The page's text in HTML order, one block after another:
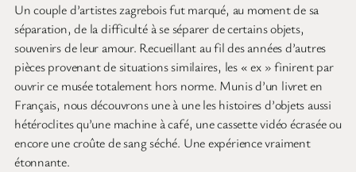
Un couple d’artistes zagrebois fut marqué, au moment de sa
séparation, de la difficulté à se séparer de certains objets,
souvenirs de leur amour. Recueillant au fil des années d’autres
pièces provenant de situations similaires, les « ex » finirent par
ouvrir ce musée totalement hors norme. Munis d’un livret en
Français, nous découvrons une à une les histoires d’objets aussi
hétéroclites qu’une machine à café, une cassette vidéo écrasée ou
encore une croûte de sang séché. Une expérience vraiment
étonnante.